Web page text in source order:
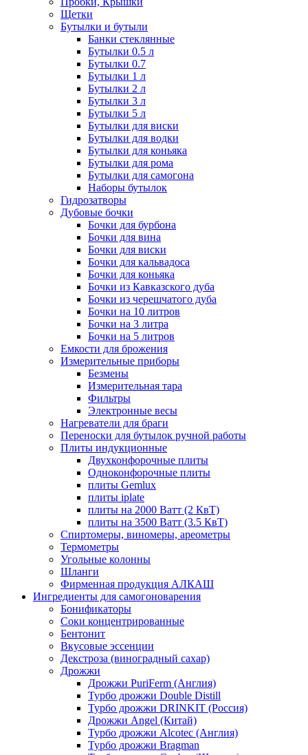
Щетки
Бутылки и бутыли
Банки стеклянные
Бутылки 0.5 л
Бутылки 0.7
Бутылки 1 л
Бутылки 2 л
Бутылки 3 л
Бутылки 5 л
Бутылки для виски
Бутылки для водки
Бутылки для коньяка
Бутылки для рома
Бутылки для самогона
Наборы бутылок
Гидрозатворы
Дубовые бочки
Бочки для бурбона
Бочки для вина
Бочки для виски
Бочки для кальвадоса
Бочки для коньяка
Бочки из Кавказского дуба
Бочки из черешчатого дуба
Бочки на 10 литров
Бочки на 3 литра
Бочки на 5 литров
Емкости для брожения
Измерительные приборы
Безмены
Измерительная тара
Фильтры
Электронные весы
Нагреватели для браги
Переноски для бутылок ручной работы
Плиты индукционные
Двухконфорочные плиты
Одноконфорочные плиты
плиты Gemlux
плиты iplate
плиты на 2000 Ватт (2 КвТ)
плиты на 3500 Ватт (3.5 КвТ)
Спиртомеры, виномеры, ареометры
Термометры
Угольные колонны
Шланги
Фирменная продукция АЛКАШ
Ингредиенты для самогоноварения
Бонификаторы
Cоки концентрированные
Бентонит
Вкусовые эссенции
Декстроза (виноградный сахар)
Дрожжи
Дрожжи PuriFerm (Англия)
Турбо дрожжи Double Distill
Турбо дрожжи DRINKIT (Россия)
Дрожжи Angel (Китай)
Турбо дрожжи Alcotec (Англия)
Турбо дрожжи Bragman